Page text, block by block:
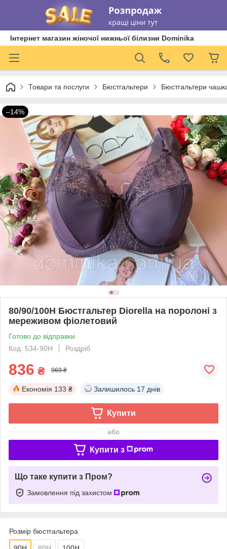
Інтернет магазин жіночої нижньої білизни Dominika
Товари та послуги Бюстгальтери Бюстгальтери
–14%
80/90/100H Бюстгальтер Diorella на поролоні з
мереживом фіолетовий
Готово до відправки
Код: 534-90H
Роздріб
836 ₴ 969 ₴
Економія 133 ₴ Залишилось 17 днів
Купити
або
Купити з
Що таке купити з Пром?
Замовлення під захистом
Розмір бюстгальтера